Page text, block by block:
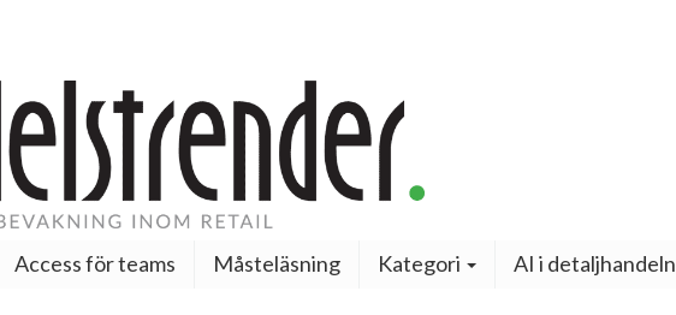
Access för teams Måsteläsning Kategori AI i detaljhandeln